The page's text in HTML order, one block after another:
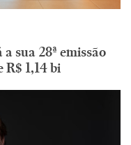
sua 28ª emissão
1,14 bi